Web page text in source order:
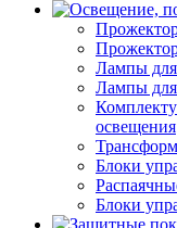
Лампы для
Лампы для
освещения
Блоки
Блоки